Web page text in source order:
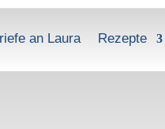
an Laura Rezepte